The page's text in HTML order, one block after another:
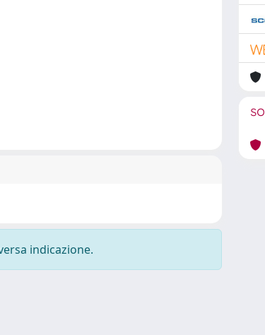
indicazione.